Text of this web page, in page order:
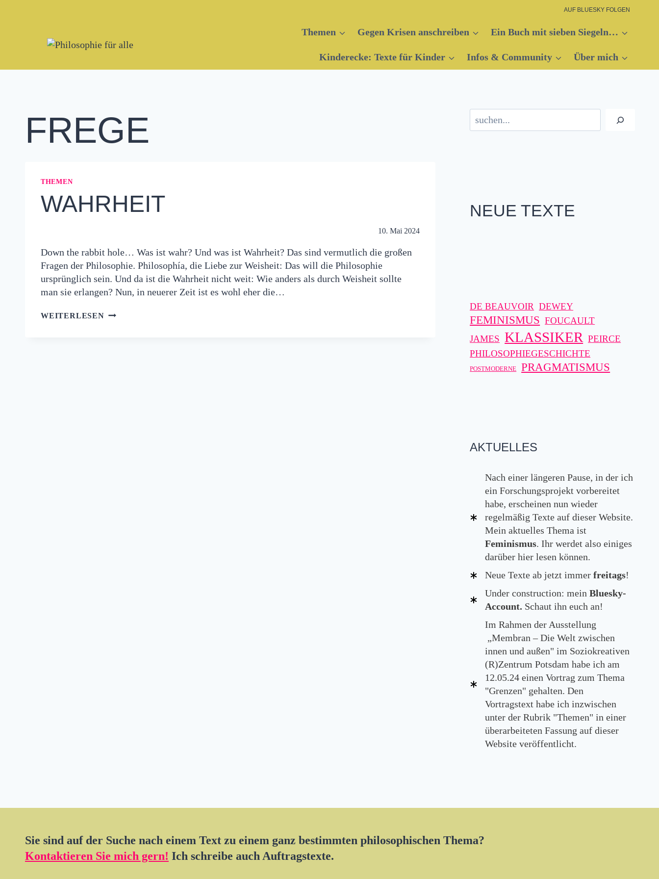
AUF BLUESKY FOLGEN
Themen Gegen Krisen anschreiben Ein Buch mit sieben Siegeln…
Kinderecke: Texte für Kinder Infos & Community Über mich
FREGE
THEMEN
WAHRHEIT
10. Mai 2024
Down the rabbit hole… Was ist wahr? Und was ist Wahrheit? Das sind vermutlich die großen
Fragen der Philosophie. Philosophía, die Liebe zur Weisheit: Das will die Philosophie
ursprünglich sein. Und da ist die Wahrheit nicht weit: Wie anders als durch Weisheit sollte
man sie erlangen? Nun, in neuerer Zeit ist es wohl eher die…
WEITERLESENWAHRHEIT
Suchen
NEUE TEXTE
DE BEAUVOIR DEWEY
FEMINISMUS FOUCAULT
JAMES KLASSIKER PEIRCE
PHILOSOPHIEGESCHICHTE
POSTMODERNE PRAGMATISMUS
AKTUELLES
Nach einer längeren Pause, in der ich
ein Forschungsprojekt vorbereitet
habe, erscheinen nun wieder
regelmäßig Texte auf dieser Website.
Mein aktuelles Thema ist
Feminismus. Ihr werdet also einiges
darüber hier lesen können.
Neue Texte ab jetzt immerfreitags!
Under construction: meinBluesky-
Account. Schaut ihn euch an!
Im Rahmen der Ausstellung
„Membran – Die Welt zwischen
innen und außen" im Soziokreativen
(R)Zentrum Potsdam habe ich am
12.05.24 einen Vortrag zum Thema
"Grenzen" gehalten. Den
Vortragstext habe ich inzwischen
unter der Rubrik "Themen" in einer
überarbeiteten Fassung auf dieser
Website veröffentlicht.
Sie sind auf der Suche nach einem Text zu einem ganz bestimmten philosophischen Thema?
Kontaktieren Sie mich gern! Ich schreibe auch Auftragstexte.